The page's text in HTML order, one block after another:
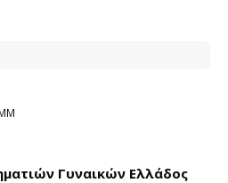
Γυναικών Ελλάδος